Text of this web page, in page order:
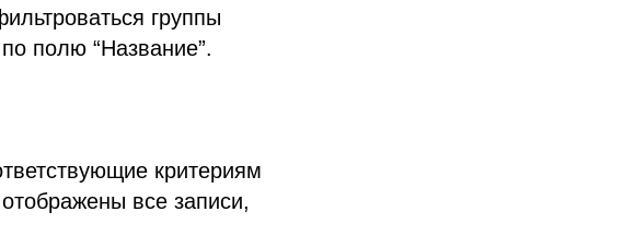
группы
полю “Название”.
критериям
все записи,